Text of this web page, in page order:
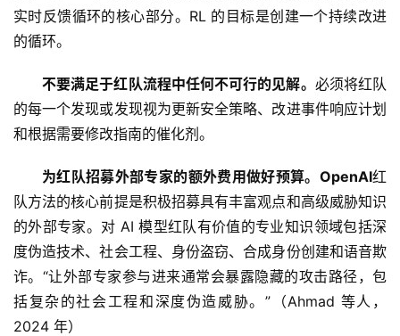
实时反馈循环的核心部分。RL 的目标是创建一个持续改进
的循环。
不要满足于红队流程中任何不可行的见解。 必须将红队
的每一个发现或发现视为更新安全策略、改进事件响应计划
和根据需要修改指南的催化剂。
为红队招募外部专家的额外费用做好预算。OpenAI红
队方法的核心前提是积极招募具有丰富观点和高级威胁知识
的外部专家。对 AI 模型红队有价值的专业知识领域包括深
度伪造技术、社会工程、身份盗窃、合成身份创建和语音欺
诈。“让外部专家参与进来通常会暴露隐藏的攻击路径，包
括复杂的社会工程和深度伪造威胁。”（Ahmad 等人，
2024 年）